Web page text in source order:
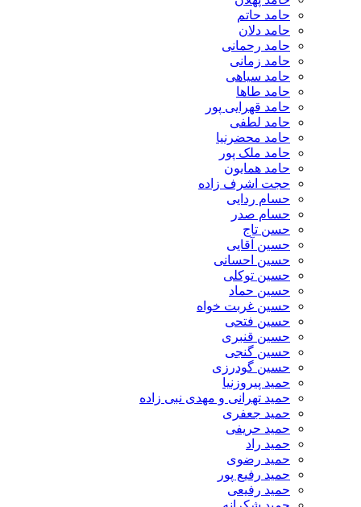
حامد حاتم
حامد رحمانی
حامد زمانی
حامد سیاهی
حامد طاها
حامد قهرایی پور
حامد لطفی
حامد محضرنیا
حامد ملک پور
حامد همایون
حجت اشرف زاده
حسام ردایی
حسام صدر
حسین آقایی
حسین احسانی
حسین توکلی
حسین حماد
حسین غربت خواه
حسین فتحی
حسین قنبری
حسین گنجی
حسین گودرزی
حمید پیروزنیا
حمید تهرانی و مهدی نبی زاده
حمید جعفری
حمید حریفی
حمید رضوی
حمید رفیع پور
حمید رفیعی